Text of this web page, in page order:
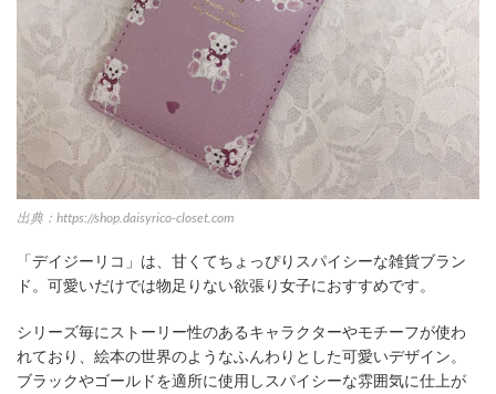
出典：https://shop.daisyrico-closet.com
「デイジーリコ」は、甘くてちょっぴりスパイシーな雑貨ブラン
ド。可愛いだけでは物足りない欲張り女子におすすめです。
シリーズ毎にストーリー性のあるキャラクターやモチーフが使わ
れており、絵本の世界のようなふんわりとした可愛いデザイン。
ブラックやゴールドを適所に使用しスパイシーな雰囲気に仕上が